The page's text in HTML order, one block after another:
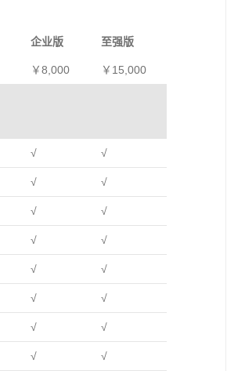
企业版 至强版
￥8,000 ￥ 15,000
√ √
√ √
√ √
√ √
√ √
√ √
√ √
√ √